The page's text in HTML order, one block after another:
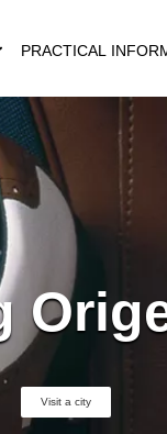
PRACTICAL
Visit a city